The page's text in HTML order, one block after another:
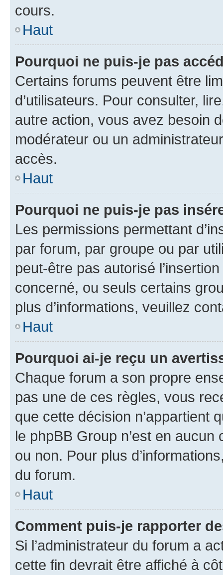
cours.
Haut
Pourquoi ne puis-je pas
Certains forums peuvent être
d’utilisateurs. Pour consulter,
autre action, vous avez besoin
modérateur ou un
accès.
Haut
Pourquoi ne puis-je pas
Les permissions permettant
par forum, par groupe ou par
peut-être pas autorisé
concerné, ou seuls certains
plus d’informations, veuillez
Haut
Pourquoi ai-je reçu un
Chaque forum a son propre
pas une de ces règles, vous
que cette décision n’appartient
le phpBB Group n’est en
ou non. Pour plus
du forum.
Haut
Comment puis-je rapporter
Si l’administrateur du forum a
cette fin devrait être affiché à